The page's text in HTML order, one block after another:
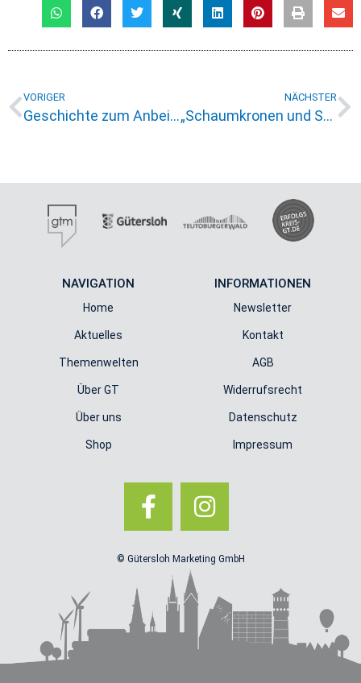
VORIGER
Geschichte zum Anbeißen: Ein kulinarischer Rundgang durch Gütersloh
NÄCHSTER
„Schaumkronen und Stadtgeflüster“ – Gütersloher Kneipentour
NAVIGATION
Home
Aktuelles
Themenwelten
Über GT
Über uns
Shop
INFORMATIONEN
Newsletter
Kontakt
AGB
Widerrufsrecht
Datenschutz
Impressum
© Gütersloh Marketing GmbH